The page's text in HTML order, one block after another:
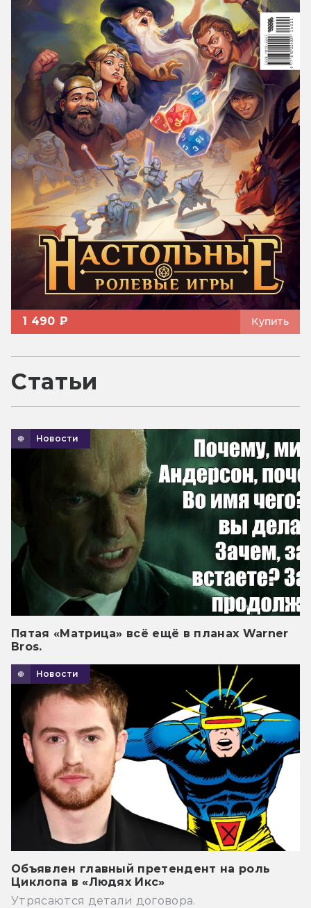
1 490 ₽ Купить
Статьи
Новости
Пятая «Матрица» всё ещё в планах Warner
Bros.
Новости
Объявлен главный претендент на роль
Циклопа в «Людях Икс»
Утрясаются детали договора.